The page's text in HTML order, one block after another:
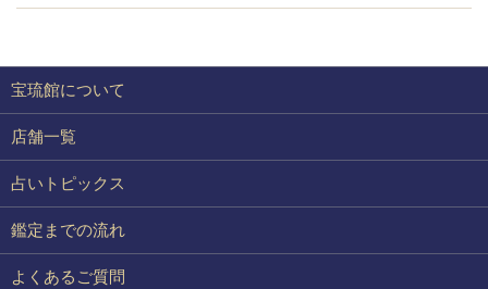
宝琉館について
店舗一覧
占いトピックス
鑑定までの流れ
よくあるご質問